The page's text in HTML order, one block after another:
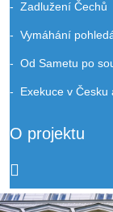
Zadlužení Čechů
Vymáhání
Od Sametu po
Exekuce v Česku
O projektu